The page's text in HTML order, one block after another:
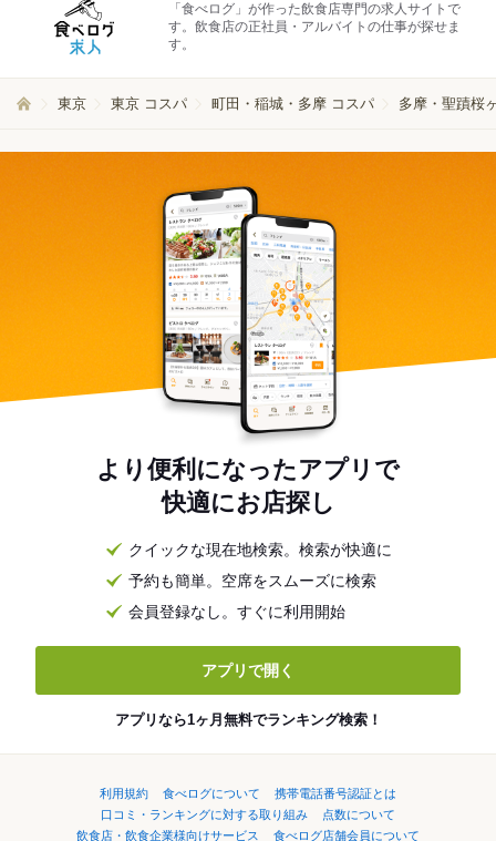
「食べログ」が作った飲食店専門の求人サイトで
す。飲食店の正社員・アルバイトの仕事が探せま
す。
東京 東京 コスパ 町田・稲城・多摩 コスパ 多摩・聖蹟桜
より便利になったアプリで
快適にお店探し
クイックな現在地検索。検索が快適に
予約も簡単。空席をスムーズに検索
会員登録なし。すぐに利用開始
アプリで開く
アプリなら1ヶ月無料でランキング検索！
利用規約 食べログについて
携帯電話番号認証とは
口コミ・ランキングに対する取り組み
点数について
飲食店・飲食企業様向けサービス
食べログ店舗会員について